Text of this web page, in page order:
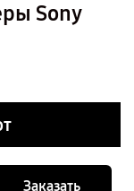
Sony
Заказать